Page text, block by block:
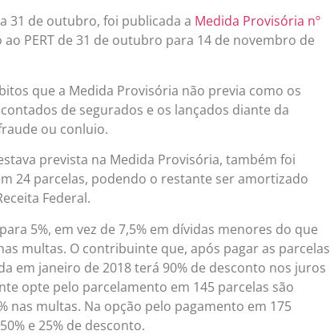
31 de outubro, foi publicada a Medida Provisória nº
ao PERT de 31 de outubro para 14 de novembro de
que a Medida Provisória não previa como os
de segurados e os lançados diante da
ou conluio.
prevista na Medida Provisória, também foi
24 parcelas, podendo o restante ser amortizado
Federal.
5%, em vez de 7,5% em dívidas menores do que
multas. O contribuinte que, após pagar as parcelas
em janeiro de 2018 terá 90% de desconto nos juros
opte pelo parcelamento em 145 parcelas são
nas multas. Na opção pelo pagamento em 175
e 25% de desconto.